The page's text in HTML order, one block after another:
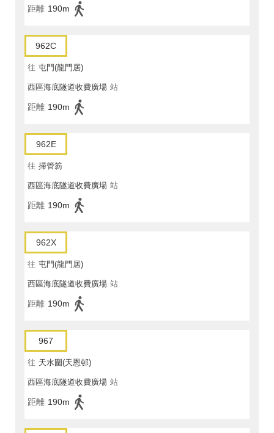
距離 190m
962C
往 屯門(龍門居)
西區海底隧道收費廣場 站
距離 190m
962E
往 掃管笏
西區海底隧道收費廣場 站
距離 190m
962X
往 屯門(龍門居)
西區海底隧道收費廣場 站
距離 190m
967
往 天水圍(天恩邨)
西區海底隧道收費廣場 站
距離 190m